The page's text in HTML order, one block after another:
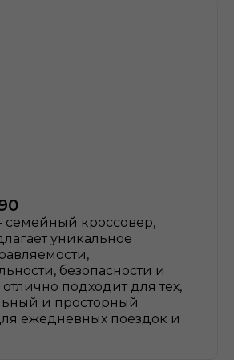
семейный кроссовер,
уникальное
безопасности и
подходит для тех,
и просторный
ежедневных поездок и